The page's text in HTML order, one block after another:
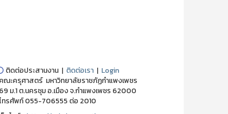
ติดต่อประสานงาน | ติดต่อเรา | Login
ณะครุศาสตร์ มหาวิทยาลัยราชภัฏกำแพงเพชร
ม.1 ต.นครชุม อ.เมือง จ.กำแพงเพชร 62000
ทรศัพท์ 055-706555 ต่อ 2010